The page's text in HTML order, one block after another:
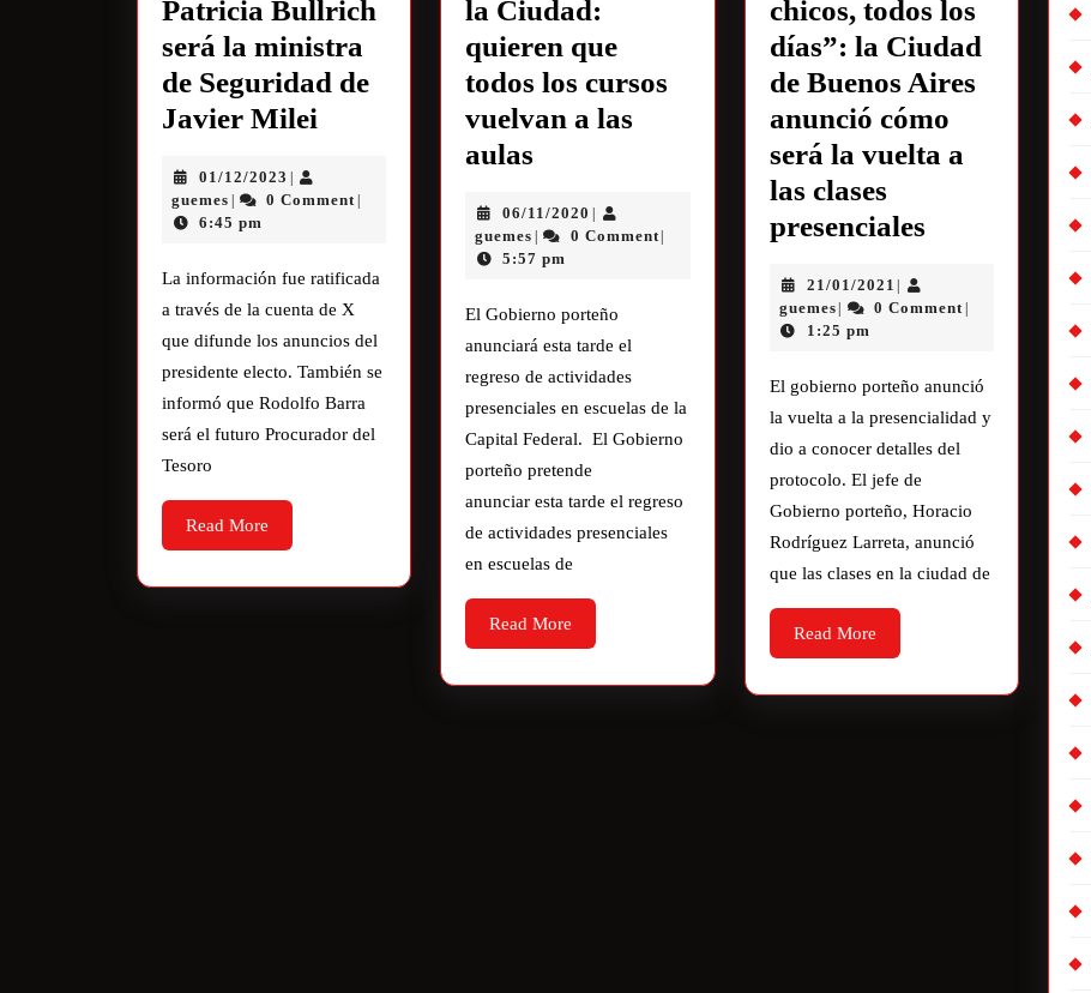
Patricia Bullrich
será la ministra
de Seguridad de
Javier Milei
01/12/2023
guemes 0 Comment
6:45 pm
La información fue ratificada
a través de la cuenta de X
que difunde los anuncios del
presidente electo. También se
informó que Rodolfo Barra
será el futuro Procurador del
Tesoro
Read More
la Ciudad:
quieren que
todos los cursos
vuelvan a las
aulas
06/11/2020
guemes 0 Comment
5:57 pm
El Gobierno porteño
anunciará esta tarde el
regreso de actividades
presenciales en escuelas de la
Capital Federal. El Gobierno
porteño pretende
anunciar esta tarde el regreso
de actividades presenciales
en escuelas de
Read More
chicos, todos los
días”: la Ciudad
de Buenos Aires
anunció cómo
será la vuelta a
las clases
presenciales
21/01/2021
guemes 0 Comment
1:25 pm
El gobierno porteño anunció
la vuelta a la presencialidad y
dio a conocer detalles del
protocolo. El jefe de
Gobierno porteño, Horacio
Rodríguez Larreta, anunció
que las clases en la ciudad de
Read More